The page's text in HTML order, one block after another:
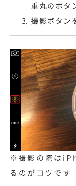
重丸のボタ
撮影ボタン
※撮影の際は
るのがコツです